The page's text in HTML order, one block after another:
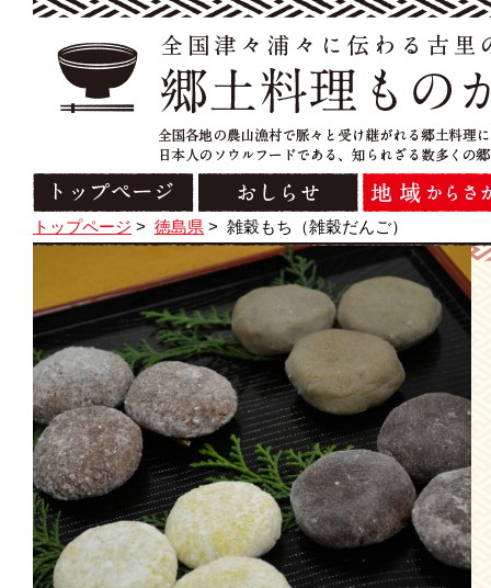
トップページ > 徳島県 > 雑穀もち（雑穀だんご）